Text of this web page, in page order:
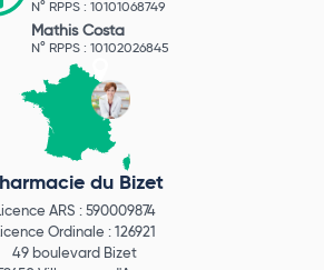
N° RPPS : 10101068749
Mathis Costa
N° RPPS : 10102026845
du Bizet
ARS : 590009874
Ordinale : 126921
49 boulevard Bizet